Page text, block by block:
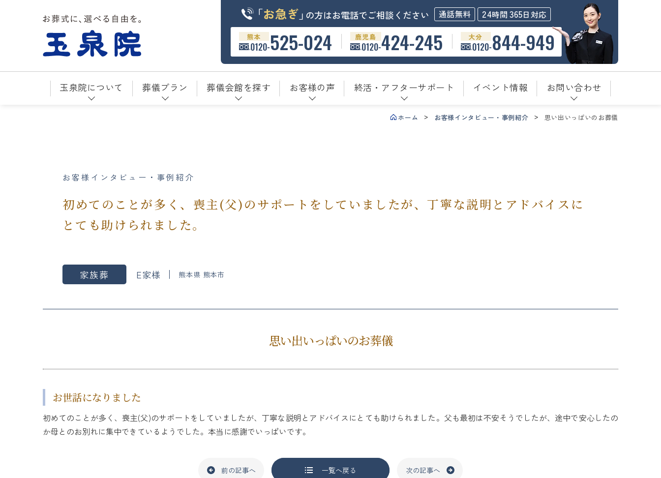
お葬式に、選べる自由を。玉泉院
「お急ぎ」 の方はお電話でご相談ください 通話無料 24時間 365日対応
熊本
0120-525-024 鹿児島
0120-424-245 大分
0120-844-949
玉泉院について 葬儀プラン 葬儀会館を探す お客様の声 終活・アフターサポート イベント情報 お問い合わせ
ホーム お客様インタビュー・事例紹介 思い出いっぱいのお葬儀
お客様インタビュー・事例紹介
初めてのことが多く、喪主(父)のサポートをしていましたが、丁寧な説明とアドバイスに
とても助けられました。
家族葬 E家様 熊本県 熊本市
思い出いっぱいのお葬儀
お世話になりました
初めてのことが多く、喪主(父)のサポートをしていましたが、丁寧な説明とアドバイスにとても助けられました。父も最初は不安そうでしたが、途中で安心したの
か母とのお別れに集中できているようでした。本当に感謝でいっぱいです。
一覧へ戻る
前の記事へ 次の記事へ